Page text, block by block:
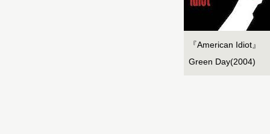
『American Idiot』
Green Day(2004)